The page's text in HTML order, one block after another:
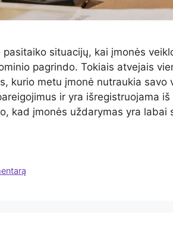
pasitaiko situacijų, kai įmonės
pagrindo. Tokiais atvejais
kurio metu įmonė nutraukia
ir yra išregistruojama
kad įmonės uždarymas yra